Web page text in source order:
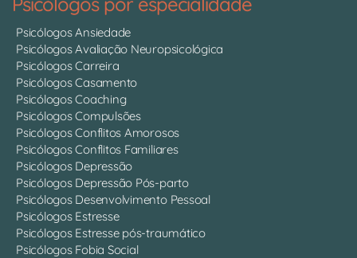
Psicólogos Ansiedade
Psicólogos Avaliação Neuropsicológica
Psicólogos Carreira
Psicólogos Casamento
Psicólogos Coaching
Psicólogos Compulsões
Psicólogos Conflitos Amorosos
Psicólogos Conflitos Familiares
Psicólogos Depressão
Psicólogos Depressão Pós-parto
Psicólogos Desenvolvimento Pessoal
Psicólogos Estresse
Psicólogos Estresse pós-traumático
Psicólogos Fobia Social